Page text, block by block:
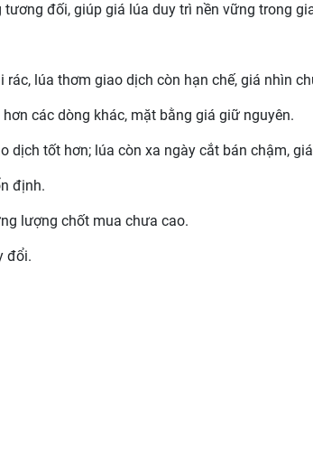
đối, giúp giá lúa duy trì nền vững trong
rác, lúa thơm giao dịch còn hạn chế, giá nhìn
các dòng khác, mặt bằng giá giữ nguyên.
dịch tốt hơn; lúa còn xa ngày cắt bán chậm,
định.
lượng chốt mua chưa cao.
đổi.